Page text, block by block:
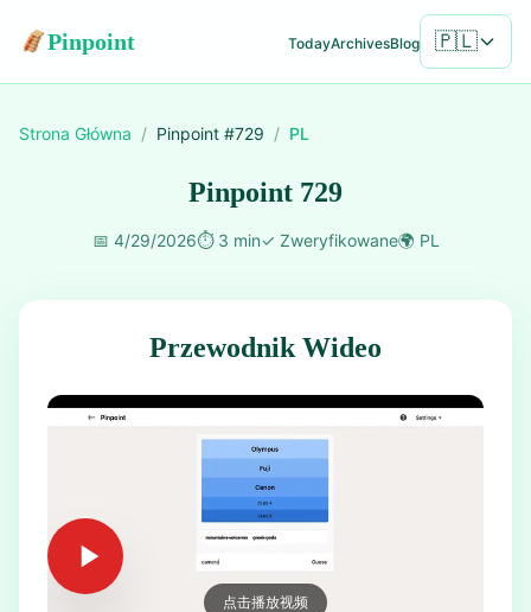
Pinpoint TodayArchivesBlog 🇵🇱
Strona Główna / Pinpoint #729 / PL
Pinpoint 729
📅 4/29/2026⏱️ 3 min✓ Zweryfikowane🌍 PL
Przewodnik Wideo
点击播放视频